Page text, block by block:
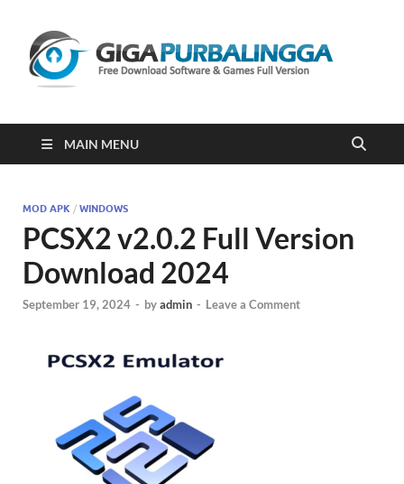
2023
MAIN MENU
MOD APK / WINDOWS
PCSX2 v2.0.2 Full Version
Download 2024
September 19, 2024 - byadmin - Leave a Comment